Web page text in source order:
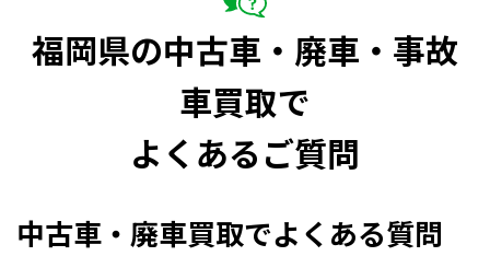
福岡県の中古車・廃車・事故
車買取で
よくあるご質問
中古車・廃車買取でよくある質問